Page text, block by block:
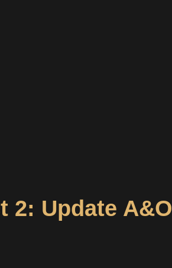
2: Update A&O